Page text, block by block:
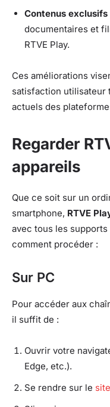
Contenus exclusifs
documentaires et
RTVE Play.
Ces améliorations
satisfaction utilisateur
actuels des
Regarder
appareils
Que ce soit sur un
smartphone, RTVE
avec tous les
comment procéder :
Sur PC
Pour accéder aux
il suffit de :
Ouvrir votre
Edge, etc.).
Se rendre sur le